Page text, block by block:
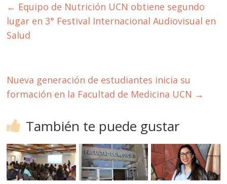
← Equipo de Nutrición UCN obtiene segundo
lugar en 3° Festival Internacional Audiovisual en
Salud
Nueva generación de estudiantes inicia su
formación en la Facultad de Medicina UCN →
También te puede gustar